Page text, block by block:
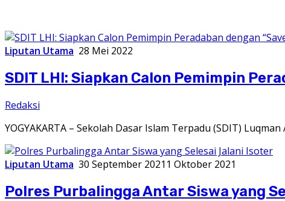
Liputan Utama 28 Mei 2022
SDIT LHI: Siapkan Calon Pemimpin
Redaksi
YOGYAKARTA – Sekolah Dasar Islam Terpadu (SDIT)
Liputan Utama 30 September 2021 1 Oktober 2021
Polres Purbalingga Antar Siswa yang